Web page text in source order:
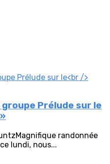
Prélude sur le
randonnée
lundi, nous...